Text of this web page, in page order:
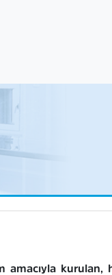
amacıyla kurulan,